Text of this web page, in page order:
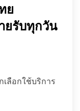
ย
ยรับทุกวัน
เลือกใช้บริการ